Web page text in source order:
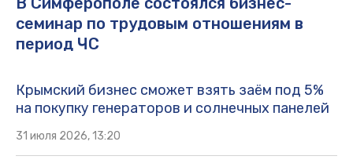
семинар по трудовым отношениям в
период ЧС
Крымский бизнес сможет взять заём под 5%
на покупку генераторов и солнечных панелей
31 июля 2026, 13:20